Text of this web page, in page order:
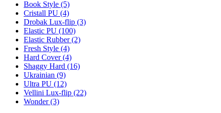
Book Style (5)
Cristall PU (4)
Drobak Lux-flip (3)
Elastic PU (100)
Elastic Rubber (2)
Fresh Style (4)
Hard Cover (4)
Shaggy Hard (16)
Ukrainian (9)
Ultra PU (12)
Vellini Lux-flip (22)
Wonder (3)